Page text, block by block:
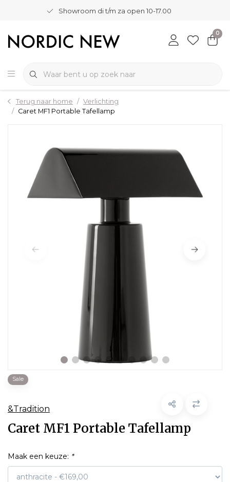
Showroom di t/m za open 10-17.00
0
Terug naar home
Verlichting
Caret MF1 Portable Tafellamp
Sale
&Tradition
Caret MF1 Portable Tafellamp
Maak een keuze: *